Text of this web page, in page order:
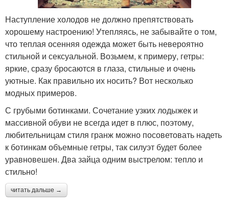
Наступление холодов не должно препятствовать
хорошему настроению! Утепляясь, не забывайте о том,
что теплая осенняя одежда может быть невероятно
стильной и сексуальной. Возьмем, к примеру, гетры:
яркие, сразу бросаются в глаза, стильные и очень
уютные. Как правильно их носить? Вот несколько
модных примеров.
С грубыми ботинками. Сочетание узких лодыжек и
массивной обуви не всегда идет в плюс, поэтому,
любительницам стиля гранж можно посоветовать надеть
к ботинкам объемные гетры, так силуэт будет более
уравновешен. Два зайца одним выстрелом: тепло и
стильно!
читать дальше →